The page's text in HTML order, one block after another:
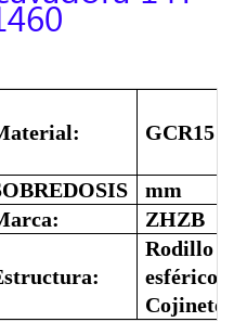
GCR15
mm
ZHZB
Rodillo
esférico
Cojinete